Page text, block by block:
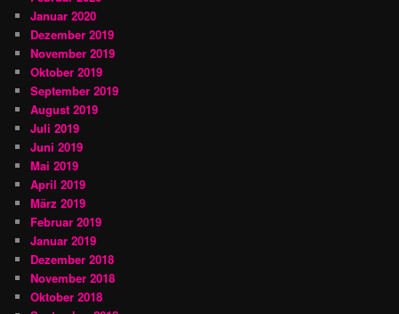
Januar 2020
Dezember 2019
November 2019
Oktober 2019
September 2019
August 2019
Juli 2019
Juni 2019
Mai 2019
April 2019
März 2019
Februar 2019
Januar 2019
Dezember 2018
November 2018
Oktober 2018